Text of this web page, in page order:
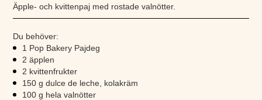
Äpple- och kvittenpaj med rostade valnötter.
Du behöver:
1 Pop Bakery Pajdeg
2 äpplen
2 kvittenfrukter
150 g dulce de leche, kolakräm
100 g hela valnötter